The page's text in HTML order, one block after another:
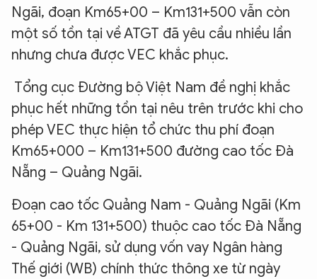
Ngãi, đoạn Km65+00 – Km131+500 vẫn còn
một số tồn tại về ATGT đã yêu cầu nhiều lần
nhưng chưa được VEC khắc phục.
Tổng cục Đường bộ Việt Nam đề nghị khắc
phục hết những tồn tại nêu trên trước khi cho
phép VEC thực hiện tổ chức thu phí đoạn
Km65+000 – Km131+500 đường cao tốc Đà
Nẵng – Quảng Ngãi.
Đoạn cao tốc Quảng Nam - Quảng Ngãi (Km
65+00 - Km 131+500) thuộc cao tốc Đà Nẵng
- Quảng Ngãi, sử dụng vốn vay Ngân hàng
Thế giới (WB) chính thức thông xe từ ngày